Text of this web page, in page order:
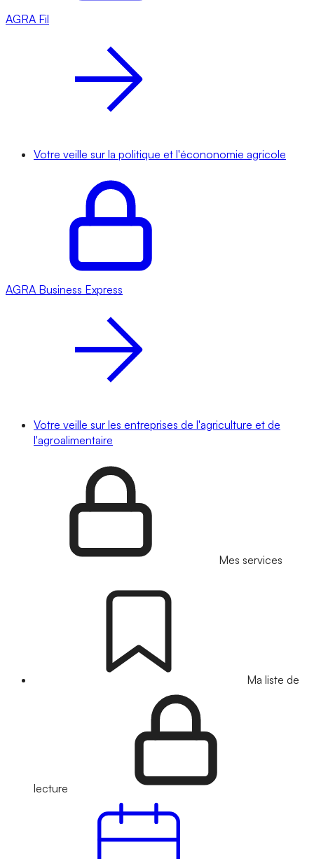
AGRA Fil
Votre veille sur la politique et l'écononomie agricole
AGRA Business Express
Votre veille sur les entreprises de l'agriculture et de
l'agroalimentaire
Mes services
Ma liste de
lecture